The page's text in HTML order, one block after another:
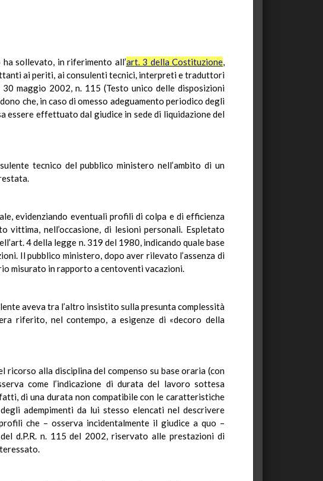
sollevato, in riferimento all’art. 3 della Costituzione,
ai periti, ai consulenti tecnici, interpreti e traduttori
maggio 2002, n. 115 (Testo unico delle disposizioni
che, in caso di omesso adeguamento periodico degli
essere effettuato dal giudice in sede di liquidazione del
tecnico del pubblico ministero nell’ambito di un
evidenziando eventuali profili di colpa e di efficienza
vittima, nell’occasione, di lesioni personali. Espletato
4 della legge n. 319 del 1980, indicando quale base
Il pubblico ministero, dopo aver rilevato l’assenza di
misurato in rapporto a centoventi vacazioni.
aveva tra l’altro insistito sulla presunta complessità
riferito, nel contempo, a esigenze di «decoro della
alla disciplina del compenso su base oraria (con
come l’indicazione di durata del lavoro sottesa
di una durata non compatibile con le caratteristiche
adempimenti da lui stesso elencati nel descrivere
che – osserva incidentalmente il giudice a quo –
d.P.R. n. 115 del 2002, riservato alle prestazioni di